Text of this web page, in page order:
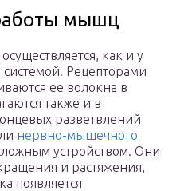
мышц
как и у
Рецепторами
ее волокна в
также и в
разветвлений
нервно-мышечного
устройством. Они
и растяжения,
появляется